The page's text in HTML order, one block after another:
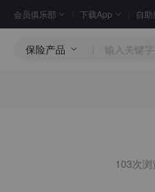
会员俱乐部 下载App 自
保险产品
103次浏